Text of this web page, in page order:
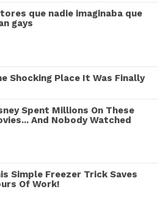
que nadie imaginaba que
gays
Shocking Place It Was Finally
Spent Millions On These
And Nobody Watched
Simple Freezer Trick Saves
Of Work!